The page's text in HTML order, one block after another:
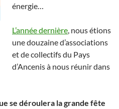
énergie…
L’année dernière, nous étions
une douzaine d’associations
et de collectifs du Pays
d’Ancenis à nous réunir dans
se déroulera la grande fête